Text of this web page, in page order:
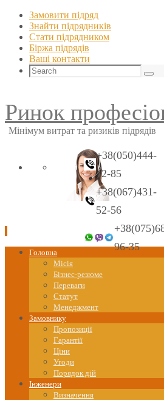
Замовити підряд
Знайти пiдрядникiв
Стати пiдрядником
Біржа підрядів
Ваші контакти
Search
for:
Ринок
Мінімум витрат та ризиків підрядів
+38(050)444-
42-85
+38(067)431-
52-56
96-35
Skip
Головна
Місія
Бізнес-резюме
Переваги
Статут
Менеджмент
Замовнику
Пропозиції
Гарантії
Ціни
Угоди
Порядок дій
Інженери
Визначення